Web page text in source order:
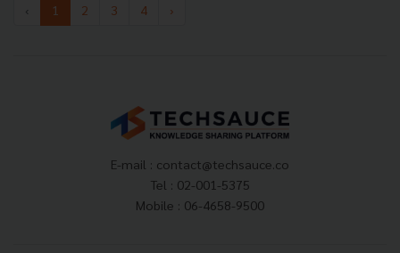
‹ 1 2 3 4 ›
E-mail : contact@techsauce.co
Tel : 02-001-5375
Mobile : 06-4658-9500